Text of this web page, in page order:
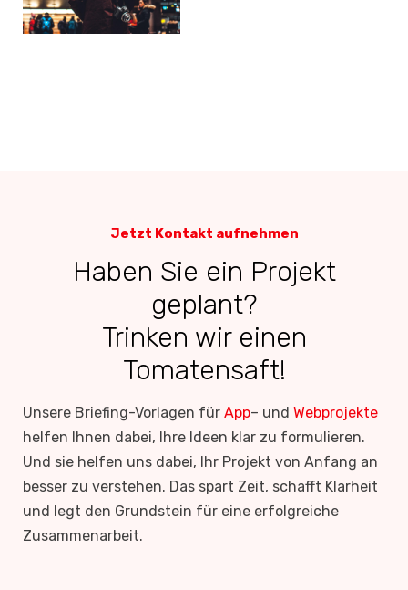
Jetzt Kontakt aufnehmen
Haben Sie ein Projekt
geplant?
Trinken wir einen
Tomatensaft!
Unsere Briefing-Vorlagen für App– und Webprojekte
helfen Ihnen dabei, Ihre Ideen klar zu formulieren.
Und sie helfen uns dabei, Ihr Projekt von Anfang an
besser zu verstehen. Das spart Zeit, schafft Klarheit
und legt den Grundstein für eine erfolgreiche
Zusammenarbeit.